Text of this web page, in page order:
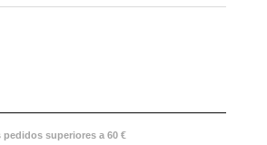
pedidos superiores a 60 €